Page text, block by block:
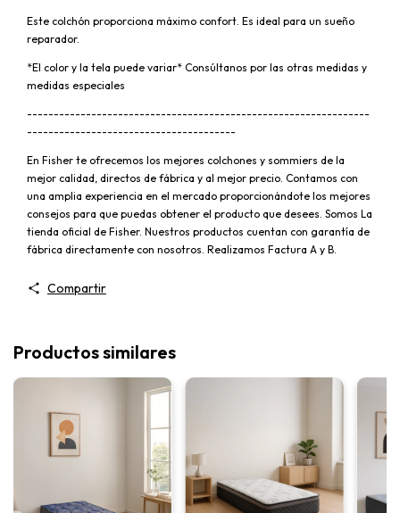
Este colchón proporciona máximo confort. Es ideal para un sueño
reparador.
*El color y la tela puede variar* Consúltanos por las otras medidas y
medidas especiales
----------------------------------------------------------------
---------------------------------------
En Fisher te ofrecemos los mejores colchones y sommiers de la
mejor calidad, directos de fábrica y al mejor precio. Contamos con
una amplia experiencia en el mercado proporcionándote los mejores
consejos para que puedas obtener el producto que desees. Somos La
tienda oficial de Fisher. Nuestros productos cuentan con garantía de
fábrica directamente con nosotros. Realizamos Factura A y B.
Compartir
Productos similares